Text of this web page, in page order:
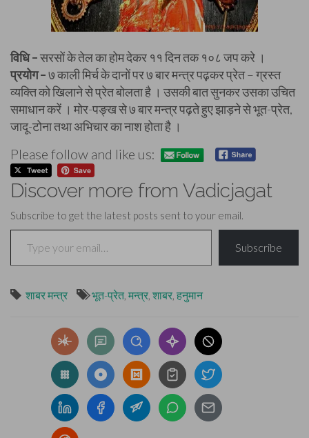
विधि –सरसों के तेल का होम देकर ११ दिन तक १०८ जप करे ।
प्रयोग –७ काली मिर्च के दानों पर ७ बार मन्त्र पढ़़कर प्रेत – ग्रस्त
व्यक्ति को खिलाने से प्रेत बोलता है । उसकी बात सुनकर उसका उचित
समाधान करें । मोर-पङ्ख से ७ बार मन्त्र पढ़ते हुए झाड़ने से भूत-प्रेत,
जादू-टोना तथा अभिचार का नाश होता है ।
Please follow and like us:
Discover more from Vadicjagat
Subscribe to get the latest posts sent to your email.
Type your email…
Subscribe
शाबर मन्त्र भूत-प्रेत, मन्त्र शाबर हनुमान